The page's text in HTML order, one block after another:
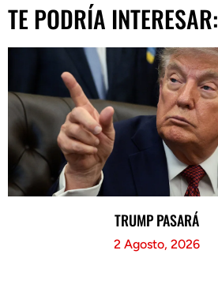
TE PODRÍA INTERESAR:
TRUMP PASARÁ
2 Agosto, 2026